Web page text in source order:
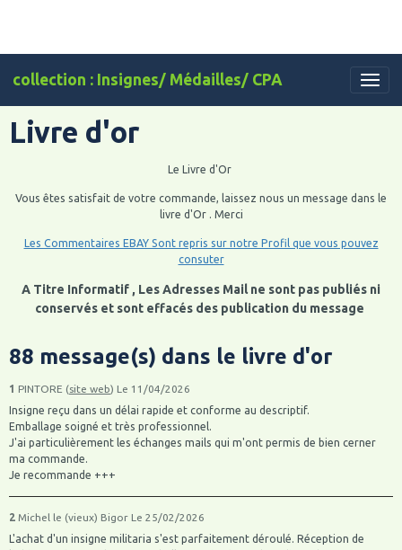
collection : Insignes/ Médailles/ CPA
Livre d'or
Le Livre d'Or
Vous êtes satisfait de votre commande, laissez nous un message dans le
livre d'Or . Merci
Les Commentaires EBAY Sont repris sur notre Profil que vous pouvez
consuter
A Titre Informatif , Les Adresses Mail ne sont pas publiés ni
conservés et sont effacés des publication du message
88 message(s) dans le livre d'or
1 PINTORE (site web) Le 11/04/2026
Insigne reçu dans un délai rapide et conforme au descriptif.
Emballage soigné et très professionnel.
J'ai particulièrement les échanges mails qui m'ont permis de bien cerner
ma commande.
Je recommande +++
2 Michel le (vieux) Bigor Le 25/02/2026
L'achat d'un insigne militaria s'est parfaitement déroulé. Réception de